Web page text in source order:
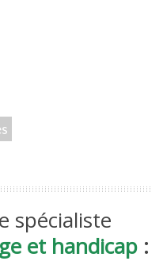
spécialiste
et handicap :